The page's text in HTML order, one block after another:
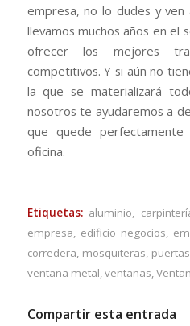
empresa, no lo dudes y ven
llevamos muchos años en el
ofrecer los mejores
competitivos. Y si aún no
la que se materializará
nosotros te ayudaremos a
que quede
oficina.
Etiquetas: aluminio,
empresa, edificio negocios,
corredera, mosquiteras,
ventana metal,ventanas,
Compartir esta entrada